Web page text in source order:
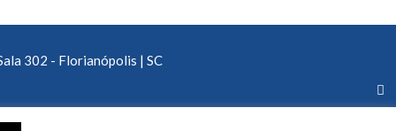
302 - Florianópolis | SC